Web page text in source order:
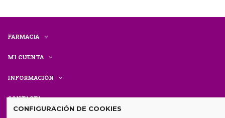
FARMACIA
MI CUENTA
INFORMACIÓN
CONTACTA
CONFIGURACIÓN DE COOKIES